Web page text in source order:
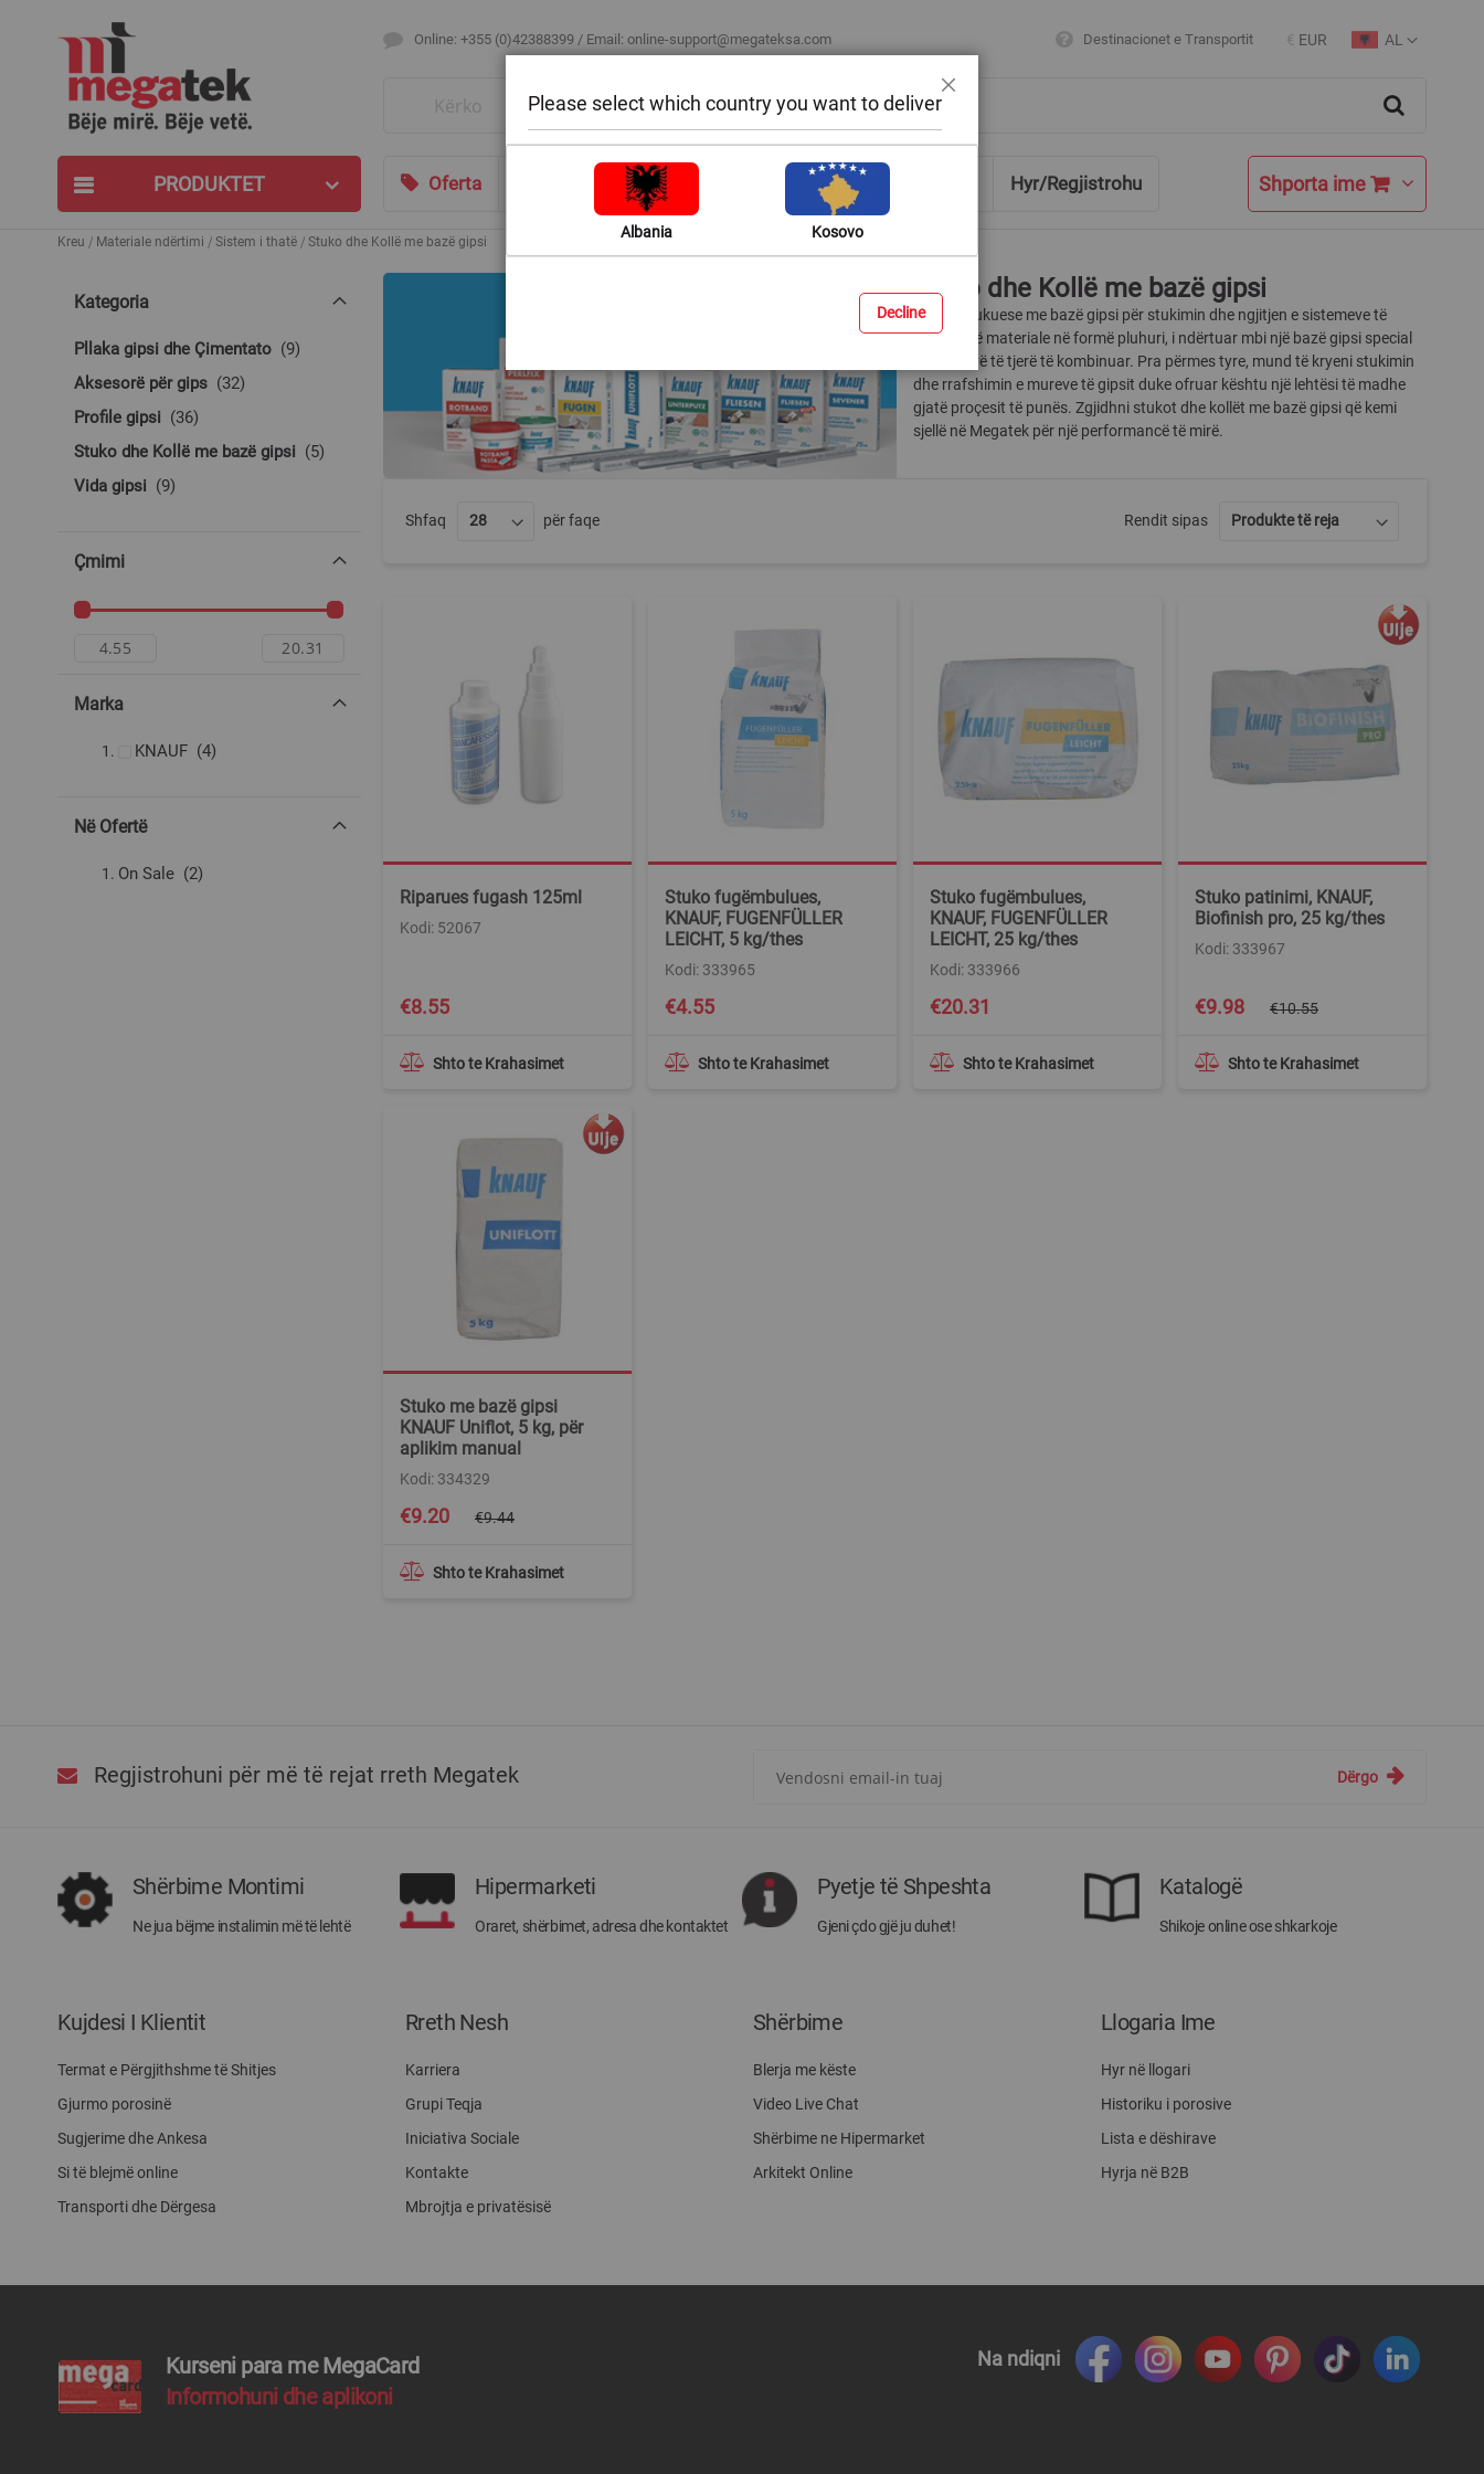
Online: +355 (0)42388399 / Email: online-support@megateksa.com Destinacionet e Transportit
Currency
€ EUR
Language
AL
PRODUKTET Oferta Bli sipas ambientit Ndihmë & Këshilla Hyr/Regjistrohu Shporta ime
Kreu Materiale ndërtimi Sistem i thatë Stuko dhe Kollë me bazë gipsi
Stuko dhe Kollë me bazë gipsi
Masat stukuese me bazë gipsi për stukimin dhe ngjitjen e sistemeve të
thata janë materiale në formë pluhuri, i ndërtuar mbi një bazë gipsi special
dhe aditivë të tjerë të kombinuar. Pra përmes tyre, mund të kryeni stukimin
dhe rrafshimin e mureve të gipsit duke ofruar kështu një lehtësi të madhe
gjatë proçesit të punës. Zgjidhni stukot dhe kollët me bazë gipsi që kemi
sjellë në Megatek për një performancë të mirë.
Shfaq për faqe Rendit sipas
Riparues fugash 125ml
Kodi: 52067
Shto te Krahasimet
€8.55
Stuko fugëmbulues,
KNAUF, FUGENFÜLLER
LEICHT, 5 kg/thes
Kodi: 333965
Shto te Krahasimet
€4.55
Stuko fugëmbulues,
KNAUF, FUGENFÜLLER
LEICHT, 25 kg/thes
Kodi: 333966
Shto te Krahasimet
€20.31
Stuko patinimi, KNAUF,
Biofinish pro, 25 kg/thes
Kodi: 333967
Shto te Krahasimet
Special
Price
€9.98 €10.55
Stuko me bazë gipsi
KNAUF Uniflot, 5 kg, për
aplikim manual
Kodi: 334329
Shto te Krahasimet
Special
Price
€9.20 €9.44
Kategoria
Pllaka gipsi dhe Çimentato 9produkte
Aksesorë për gips
32produkte
Profile gipsi
36produkte
Stuko dhe Kollë me bazë gipsi
5produkte
Vida gipsi
9produkte
Çmimi
Marka
KNAUF 4produkte
Në Ofertë
On Sale 2produkte
Regjistrohuni për më të rejat rreth Megatek
rreth
Megatek:
Dërgo
Shërbime Montimi
Ne jua bëjme instalimin më të lehtë
Hipermarketi
Oraret, shërbimet, adresa dhe kontaktet
Pyetje të Shpeshta
Gjeni çdo gjë ju duhet!
Katalogë
Shikoje online ose shkarkoje
Kujdesi I Klientit
Termat e Përgjithshme të Shitjes
Gjurmo porosinë
Sugjerime dhe Ankesa
Si të blejmë online
Transporti dhe Dërgesa
Rreth Nesh
Karriera
Grupi Teqja
Iniciativa Sociale
Kontakte
Mbrojtja e privatësisë
Shërbime
Blerja me këste
Video Live Chat
Shërbime ne Hipermarket
Arkitekt Online
Llogaria Ime
Hyr në llogari
Historiku i porosive
Lista e dëshirave
Hyrja në B2B
Kurseni para me MegaCard
Informohuni dhe aplikoni
Na ndiqni
Please select which country you want to deliver
Albania Kosovo
Decline